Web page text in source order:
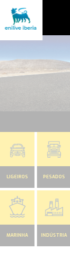
LIGEIROS PESADOS
MARINHA INDÚSTRIA